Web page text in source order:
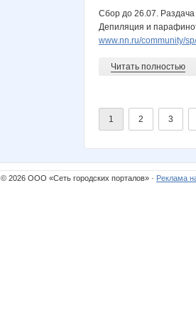
Сбор до 26.07. Раздача
Депиляция и
www.nn.ru/community/
Читать полностью
1 2 3
© 2026 ООО «Сеть городских порталов» · Реклама